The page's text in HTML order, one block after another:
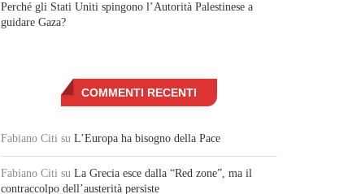
Perché gli Stati Uniti spingono l’Autorità Palestinese a
guidare Gaza?
COMMENTI RECENTI
Fabiano Citi su L’Europa ha bisogno della Pace
Fabiano Citi su La Grecia esce dalla “Red zone”, ma il
contraccolpo dell’austerità persiste